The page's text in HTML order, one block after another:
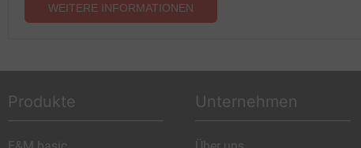
WEITERE INFORMATIONEN
Produkte Unternehmen